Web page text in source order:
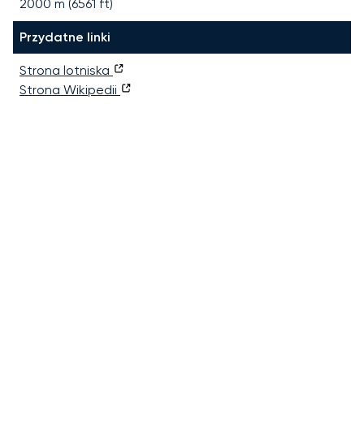
2000 m (6561 ft)
Przydatne linki
Strona lotniska
Strona Wikipedii